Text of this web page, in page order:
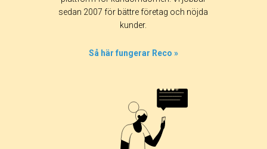
sedan 2007 för bättre företag och nöjda
kunder.
Så här fungerar Reco »